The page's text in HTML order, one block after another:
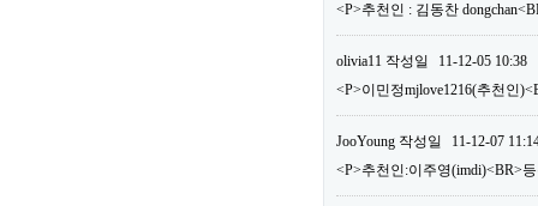
<P>추천인 : 김동찬
olivia11 작성일
11-12-05 10:38
<P>이민정mjlove1216(추천인
JooYoung 작성일
11-12-07
<P>추천인:이주영(imdi)<BR>